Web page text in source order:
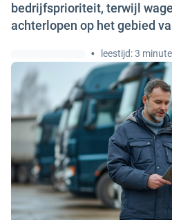
bedrijfsprioriteit, terwijl
achterlopen op het gebied
• leestijd: 3